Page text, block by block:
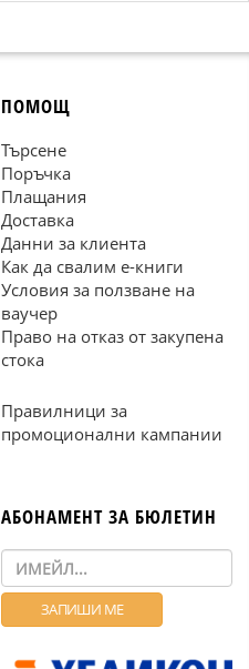
ПОМОЩ
Търсене
Поръчка
Плащания
Доставка
Данни за клиента
Как да свалим е-книги
Условия за ползване на
ваучер
Право на отказ от закупена
стока
Правилници за
промоционални кампании
АБОНАМЕНТ ЗА БЮЛЕТИН